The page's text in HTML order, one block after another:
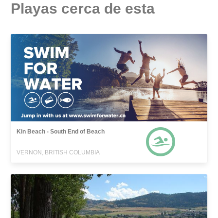
Playas cerca de esta
Kin Beach - South End of Beach
VERNON, BRITISH COLUMBIA